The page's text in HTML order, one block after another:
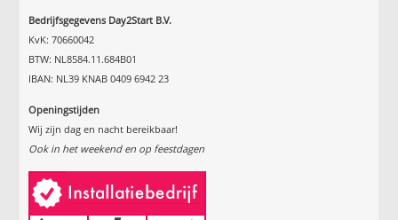
Bedrijfsgegevens Day2Start B.V.
KvK: 70660042
BTW: NL8584.11.684B01
IBAN: NL39 KNAB 0409 6942 23
Openingstijden
Wij zijn dag en nacht bereikbaar!
Ook in het weekend en op feestdagen